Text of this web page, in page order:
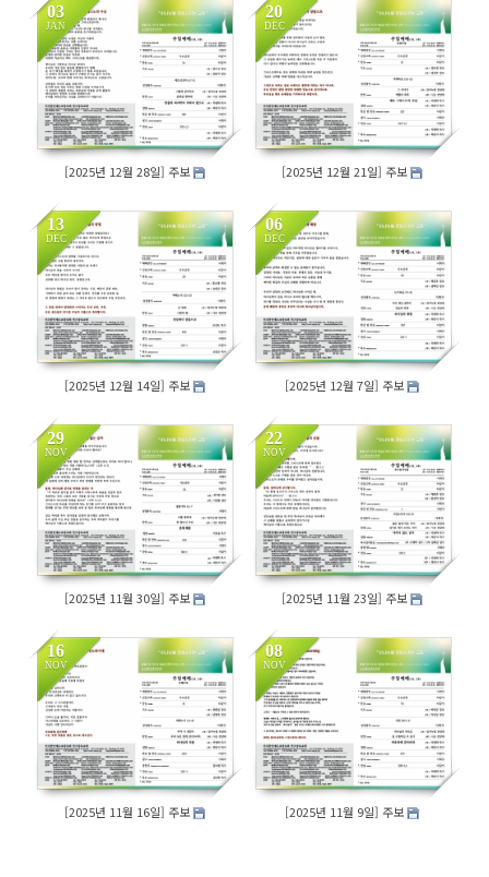
03
JAN
98
[2025년 12월 28일] 주보
20
DEC
349
[2025년 12월 21일] 주보
13
DEC
209
[2025년 12월 14일] 주보
06
DEC
175
[2025년 12월 7일] 주보
29
NOV
193
[2025년 11월 30일] 주보
22
NOV
201
[2025년 11월 23일] 주보
16
NOV
165
[2025년 11월 16일] 주보
08
NOV
218
[2025년 11월 9일] 주보